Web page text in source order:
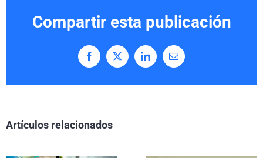
Compartir esta publicación
Facebook
X LinkedInCorreo
electrónico
Artículos relacionados